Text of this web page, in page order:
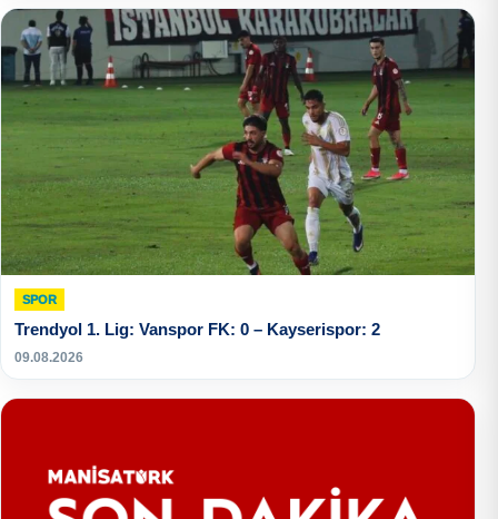
SPOR
Trendyol 1. Lig: Vanspor FK: 0 – Kayserispor: 2
09.08.2026